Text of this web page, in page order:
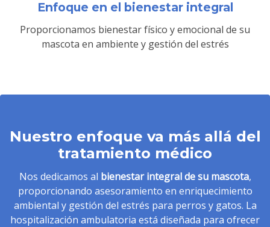
Enfoque en el bienestar integral
Proporcionamos bienestar físico y emocional de su
mascota en ambiente y gestión del estrés
Nuestro enfoque va más allá del
tratamiento médico
Nos dedicamos al bienestar integral de su mascota,
proporcionando asesoramiento en enriquecimiento
ambiental y gestión del estrés para perros y gatos. La
hospitalización ambulatoria está diseñada para ofrecer